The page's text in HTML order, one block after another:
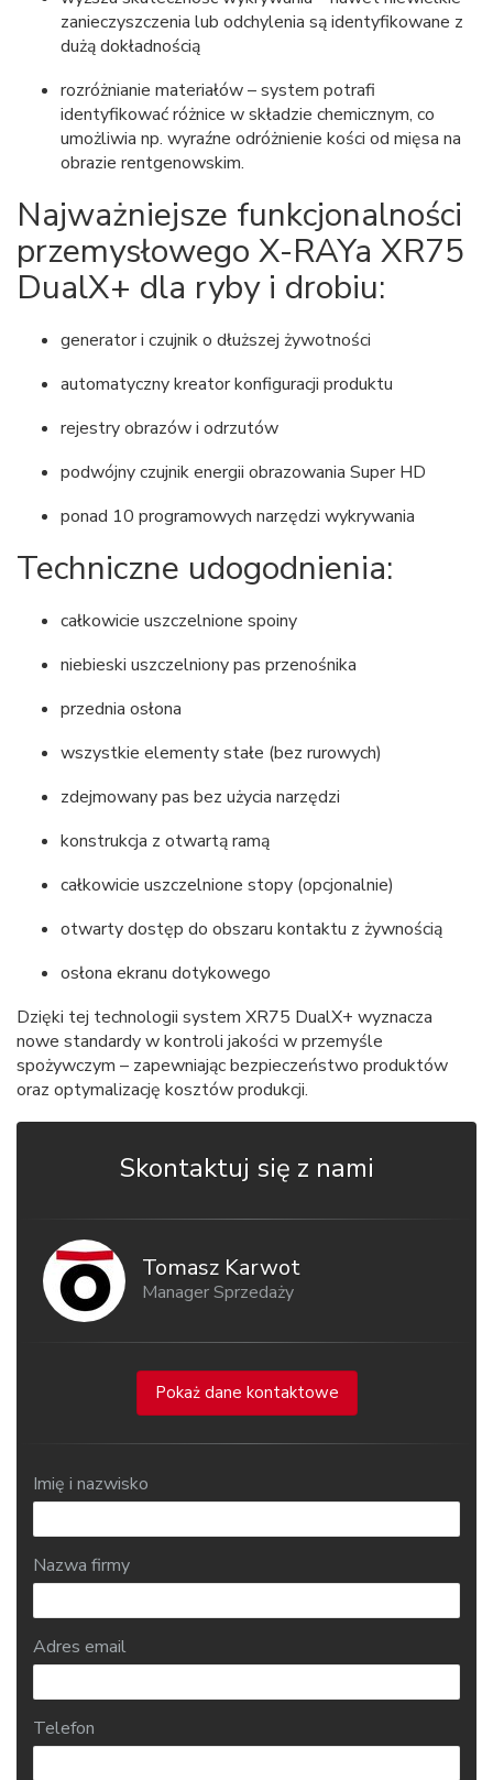
zanieczyszczenia lub odchylenia są identyfikowane z
dużą dokładnością
rozróżnianie materiałów – system potrafi
identyfikować różnice w składzie chemicznym, co
umożliwia np. wyraźne odróżnienie kości od mięsa na
obrazie rentgenowskim.
Najważniejsze funkcjonalności
przemysłowego X-RAYa XR75
DualX+ dla ryby i drobiu:
generator i czujnik o dłuższej żywotności
automatyczny kreator konfiguracji produktu
rejestry obrazów i odrzutów
podwójny czujnik energii obrazowania Super HD
ponad 10 programowych narzędzi wykrywania
Techniczne udogodnienia:
całkowicie uszczelnione spoiny
niebieski uszczelniony pas przenośnika
przednia osłona
wszystkie elementy stałe (bez rurowych)
zdejmowany pas bez użycia narzędzi
konstrukcja z otwartą ramą
całkowicie uszczelnione stopy (opcjonalnie)
otwarty dostęp do obszaru kontaktu z żywnością
osłona ekranu dotykowego
Dzięki tej technologii system XR75 DualX+ wyznacza
nowe standardy w kontroli jakości w przemyśle
spożywczym – zapewniając bezpieczeństwo produktów
oraz optymalizację kosztów produkcji.
Skontaktuj się z nami
Tomasz Karwot
Manager Sprzedaży
Pokaż dane kontaktowe
Imię i nazwisko
Nazwa firmy
Adres email
Telefon